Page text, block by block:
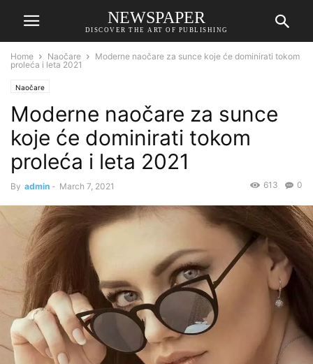
NEWSPAPER
DISCOVER THE ART OF PUBLISHING
Home Naočare
Moderne naočare za sunce koje će dominirati tokom
proleća i leta 2021
Naočare
Moderne naočare za sunce
koje će dominirati tokom
proleća i leta 2021
By admin - March 7, 2021 0
613